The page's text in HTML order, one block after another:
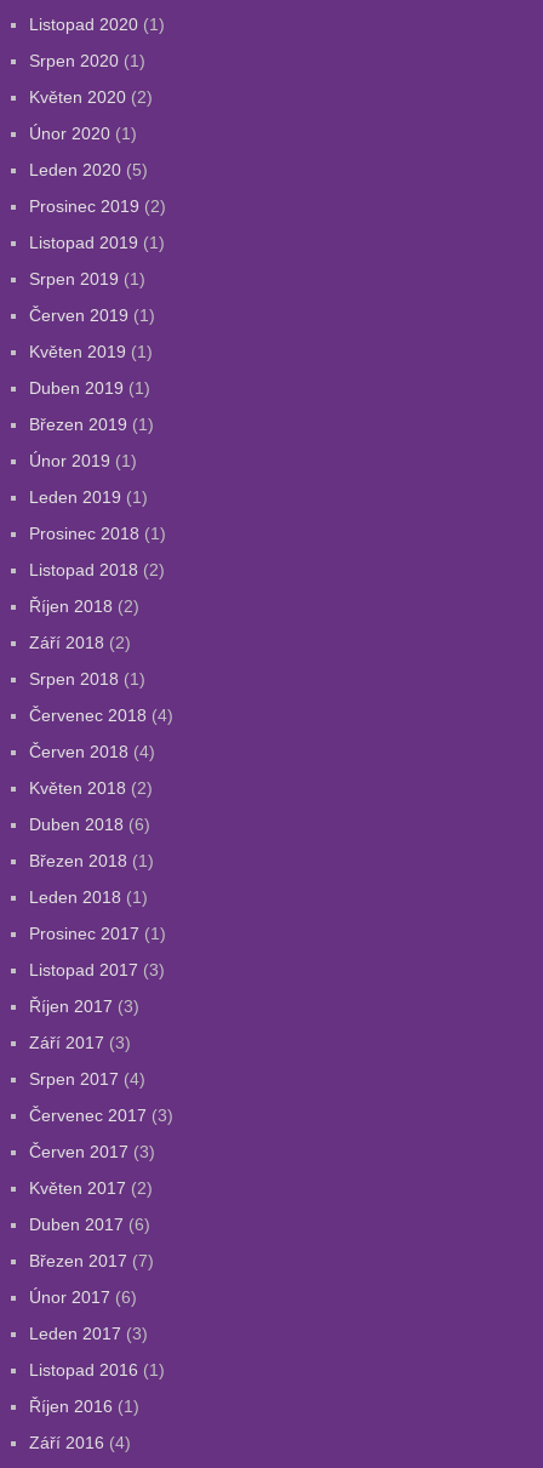
Listopad 2020(1)
Srpen 2020(1)
Květen 2020(2)
Únor 2020(1)
Leden 2020(5)
Prosinec 2019 (2)
Listopad 2019 (1)
Srpen 2019 (1)
Červen 2019 (1)
Květen 2019 (1)
Duben 2019 (1)
Březen 2019 (1)
Únor 2019 (1)
Leden 2019 (1)
Prosinec 2018 (1)
Listopad 2018 (2)
Říjen 2018 (2)
Září 2018 (2)
Srpen 2018 (1)
Červenec 2018 (4)
Červen 2018 (4)
Květen 2018 (2)
Duben 2018 (6)
Březen 2018 (1)
Leden 2018 (1)
Prosinec 2017 (1)
Listopad 2017 (3)
Říjen 2017 (3)
Září 2017 (3)
Srpen 2017 (4)
Červenec 2017 (3)
Červen 2017 (3)
Květen 2017 (2)
Duben 2017 (6)
Březen 2017 (7)
Únor 2017 (6)
Leden 2017 (3)
Listopad 2016 (1)
Říjen 2016 (1)
Září 2016 (4)